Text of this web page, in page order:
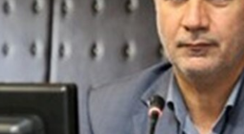
تمام شهرهای بزرگ ایتالیا در
وضعیت هشدار قرمز قرار گرفتند/
۲۵.۲ میلیون
تابستانی را در